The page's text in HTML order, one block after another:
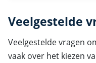
Veelgestelde
Veelgestelde vragen
vaak over het kiezen